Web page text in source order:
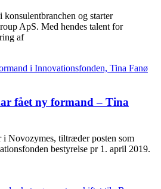
og starter
ApS. Med hendes talent for
af
fået ny formand – Tina
i Novozymes, tiltræder posten som
bestyrelse pr 1. april 2019.